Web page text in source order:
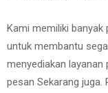
Kami memiliki
untuk membantu
menyediakan layanan
pesan Sekarang